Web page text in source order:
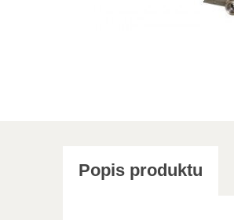
Popis produktu